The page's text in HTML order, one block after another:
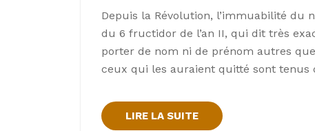
Depuis la Révolution, l’immuabilité
du 6 fructidor de l’an II, qui dit très
porter de nom ni de prénom autres
ceux qui les auraient quitté sont tenus
LIRE LA SUITE